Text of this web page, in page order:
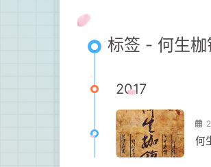
标签 - 何生枷
2017
何